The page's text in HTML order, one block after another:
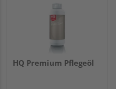
HQ Premium Pflegeöl